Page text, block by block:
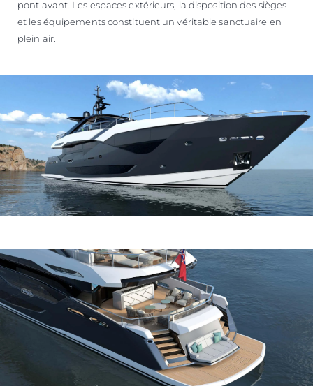
pont avant. Les espaces extérieurs, la disposition des sièges
et les équipements constituent un véritable sanctuaire en
plein air.